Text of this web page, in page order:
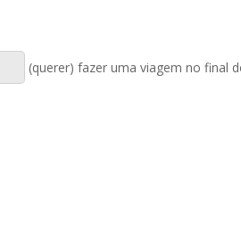
(querer) fazer uma viagem no final